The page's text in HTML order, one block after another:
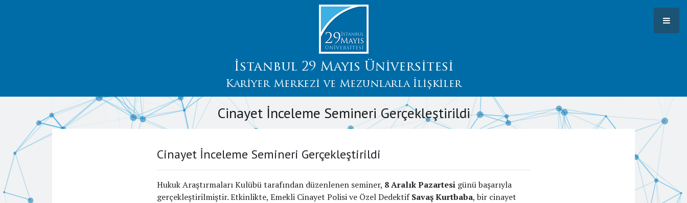
İstanbul 29 Mayıs Üniversitesi
Kariyer Merkezi ve Mezunlarla İlişkiler
Cinayet İnceleme Semineri Gerçekleştirildi
Cinayet İnceleme Semineri Gerçekleştirildi
Hukuk Araştırmaları Kulübü tarafından düzenlenen seminer, 8 Aralık Pazartesi günü başarıyla
gerçekleştirilmiştir. Etkinlikte, Emekli Cinayet Polisi ve Özel DedektifSavaş Kurtbaba, bir cinayet